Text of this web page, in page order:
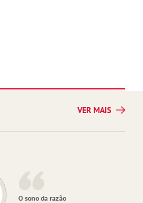
VER MAIS
O sono da razão